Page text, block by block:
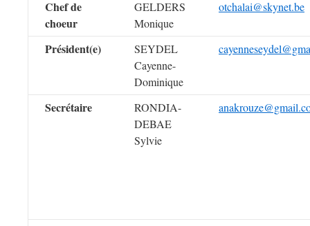
Chef de
choeur
GELDERS
Monique
otchalai@skynet.be
Président(e)
SEYDEL
Cayenne-
Dominique
Secrétaire
RONDIA-
DEBAE
Sylvie